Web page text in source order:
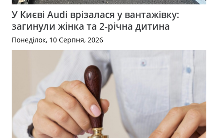
У Києві Audi врізалася у вантажівку:
загинули жінка та 2-річна дитина
Понеділок, 10 Серпня, 2026